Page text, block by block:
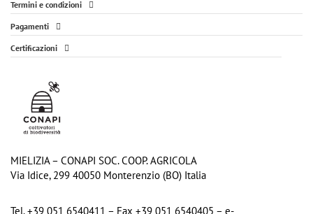
Termini e condizioni
Pagamenti
Certificazioni
MIELIZIA – CONAPI SOC. COOP. AGRICOLA
Via Idice, 299 40050 Monterenzio (BO) Italia
Tel. +39 051 6540411 – Fax +39 051 6540405 – e-